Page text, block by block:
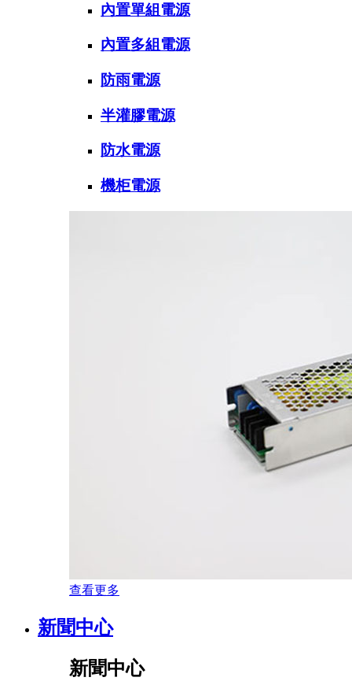
內置單組電源
內置多組電源
防雨電源
半灌膠電源
防水電源
機柜電源
查看更多
新聞中心
新聞中心